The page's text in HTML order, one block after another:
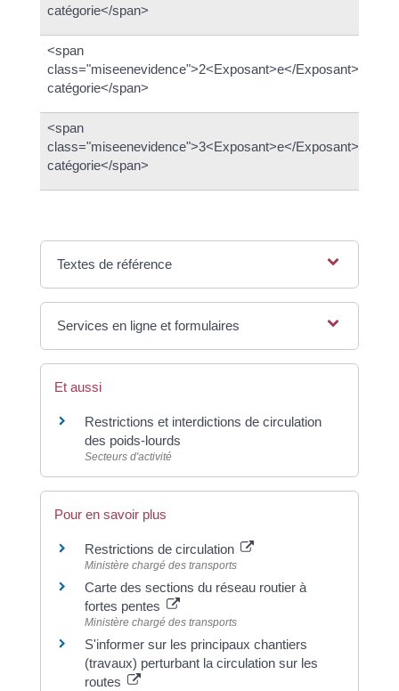
catégorie</span>
<span
class="miseenevidence">2<Exposant>e</Exposant>
catégorie</span>
<span
class="miseenevidence">3<Exposant>e</Exposant>
catégorie</span>
Textes de référence
Services en ligne et formulaires
Et aussi
Restrictions et interdictions de circulation
des poids-lourds
Secteurs d'activité
Pour en savoir plus
Restrictions de circulation
Ministère chargé des transports
Carte des sections du réseau routier à
fortes pentes
Ministère chargé des transports
S'informer sur les principaux chantiers
(travaux) perturbant la circulation sur les
routes